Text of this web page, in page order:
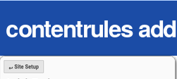
contentrules add